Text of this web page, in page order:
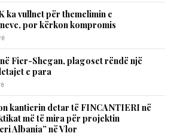
ka vullnet për themelimin e
por kërkon kompromis
Fier-Shegan, plagoset rëndë një
e para
kantierin detar të FINCANTIERI në
më të mira për projektin
Albania” në Vlor